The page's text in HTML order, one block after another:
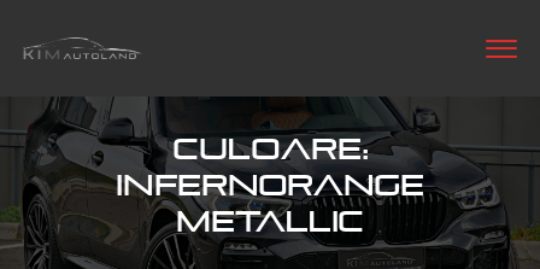
CULOARE:
INFERNORANGE
METALLIC